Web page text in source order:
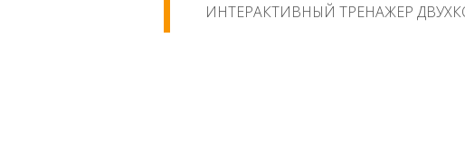
ИНТЕРАКТИВНЫЙ ТРЕНАЖЕР